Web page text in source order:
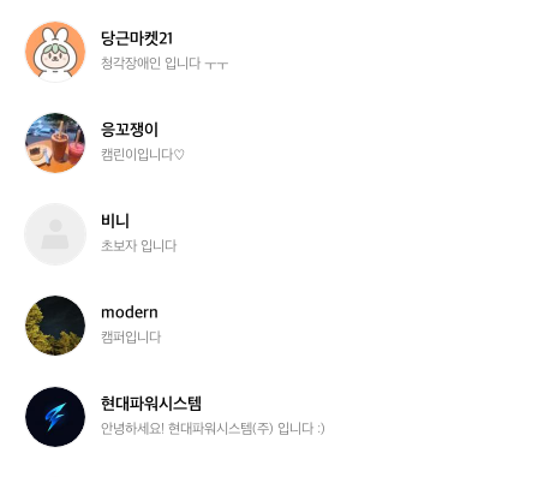
당
근
마
2
1
당근마켓21
청각장애인 입니다 ㅜㅜ
응
꼬
쟁
응꼬쟁이
캠린이입니다♡
비니
초보자 입니다
m
o
d
r
n
modern
캠퍼입니다
현
대
파
현대파워시스템
안녕하세요! 현대파워시스템(주) 입니다 :)